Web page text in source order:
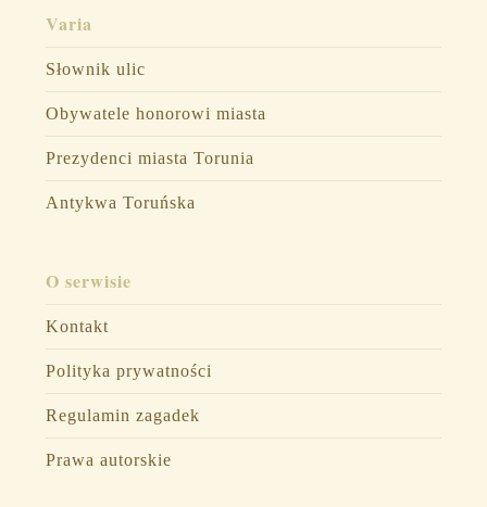
Varia
Słownik ulic
Obywatele honorowi miasta
Prezydenci miasta Torunia
Antykwa Toruńska
O serwisie
Kontakt
Polityka prywatności
Regulamin zagadek
Prawa autorskie